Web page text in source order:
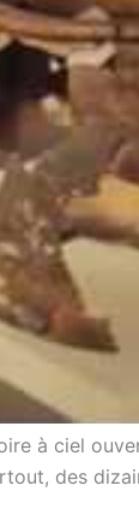
à ciel
des